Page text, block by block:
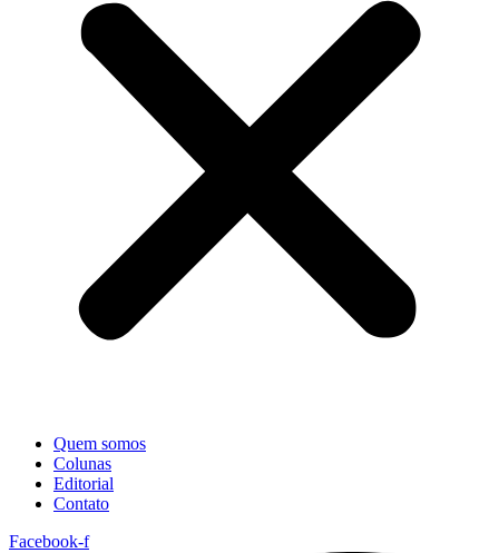
Quem somos
Colunas
Editorial
Contato
Facebook-f